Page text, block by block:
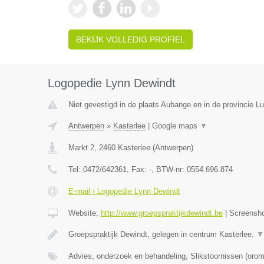
BEKIJK VOLLEDIG PROFIEL
Logopedie Lynn Dewindt
Niet gevestigd in de plaats Aubange en in de provincie
Antwerpen» Kasterlee| Google maps ▼
Markt 2, 2460 Kasterlee(Antwerpen)
Tel: 0472/642361, Fax: -, BTW-nr: 0554.696.874
E-mail › Logopedie Lynn Dewindt
Website: http://www.groepspraktijkdewindt.be|
Groepspraktijk Dewindt, gelegen in centrum Kasterlee. ▼
Advies, onderzoek en behandeling, Slikstoornissen